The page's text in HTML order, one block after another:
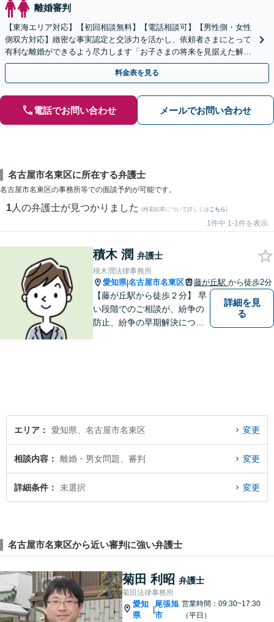
離婚審判
【東海エリア対応】【初回相談無料】【電話相談可】【男性側・女性
側双方対応】緻密な事実認定と交渉力を活かし、依頼者さまにとって
有利な離婚ができるよう尽力します「お子さまの将来を見据えた解決
策を提案／財産分与・養育費・親権」【休日・夜間相談可】
料金表を見る
電話でお問い合わせ メールでお問い合わせ
名古屋市名東区に所在する弁護士
名古屋市名東区の事務所等での面談予約が可能です。
1 人の弁護士が見つかりました (検索結果について詳しくは こちら)
1件中 1-1件を表示
積木 潤 弁護士
積木潤法律事務所
愛知県|名古屋市名東区 藤が丘駅 から徒歩2分
【藤が丘駅から徒歩２分】 早
い段階でのご相談が、紛争の
防止、紛争の早期解決につな
詳細を見
る
エリア 愛知県、名古屋市名東区 変更
相談内容 離婚・男女問題、審判 変更
詳細条件 未選択 変更
名古屋市名東区から近い審判に強い弁護士
菊田 利昭 弁護士
菊田法律事務所
愛知
県
|
尾張旭
市
営業時間：09:30~17:30
（平日）